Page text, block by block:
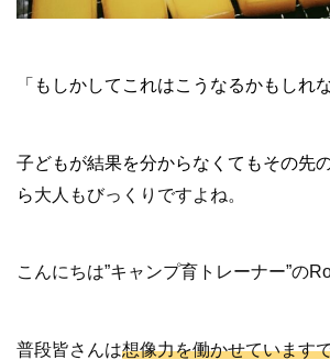
「もしかしてこれはこうなるかもしれな
子どもが結果を分からなくてもその先
ら大人もびっくりですよね。
こんにちは”キャンプ育トレーナー”の
普段皆さんは想像力を働かせています